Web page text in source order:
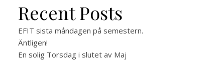
Recent Posts
EFIT sista måndagen på semestern.
Äntligen!
En solig Torsdag i slutet av Maj